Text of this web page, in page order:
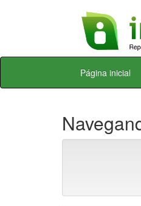
Skip
Página inicial